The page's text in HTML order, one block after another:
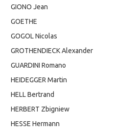
GIONO Jean
GOETHE
GOGOL Nicolas
GROTHENDIECK Alexander
GUARDINI Romano
HEIDEGGER Martin
HELL Bertrand
HERBERT Zbigniew
HESSE Hermann